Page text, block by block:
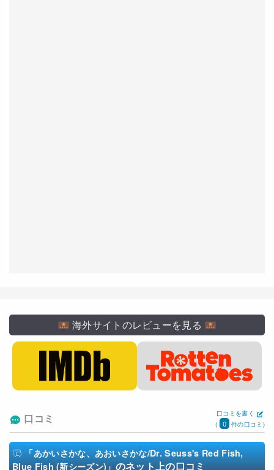
海外サイトのレビューを見る
口コミ
口コミを書く
(
0 件の口コミ)
「あかいさかな、あおいさかな/Dr. Seuss's Red Fish,
Blue Fish (新シーズン)」のネット上の口コミ